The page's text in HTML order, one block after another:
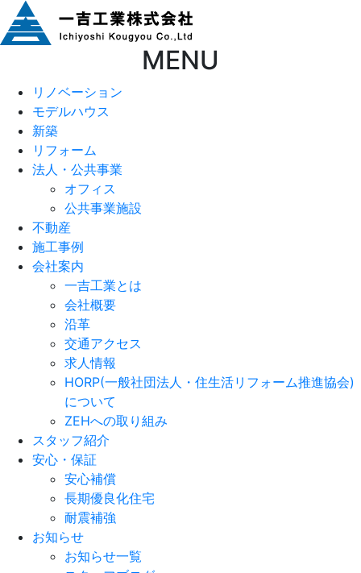
MENU
リノベーション
モデルハウス
新築
リフォーム
法人・公共事業
オフィス
公共事業施設
不動産
施工事例
会社案内
一吉工業とは
会社概要
沿革
交通アクセス
求人情報
HORP(一般社団法人・住生活リフォーム推進協会)
について
ZEHへの取り組み
スタッフ紹介
安心・保証
安心補償
長期優良化住宅
耐震補強
お知らせ
お知らせ一覧